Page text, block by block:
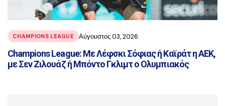
CHAMPIONS LEAGUE Αύγουστος 03, 2026
Champions League: Με Λέφσκι Σόφιας ή Καϊράτ η ΑΕΚ,
με Σεν Ζιλουάζ ή Μπόντο Γκλιμτ ο Ολυμπιακός